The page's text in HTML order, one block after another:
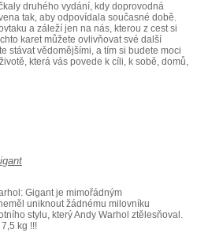
druhého vydání, kdy doprovodná
tak, aby odpovídala současné době.
a záleží jen na nás, kterou z cest si
karet můžete ovlivňovat své další
stávat vědomějšími, a tím si budete moci
která vás povede k cíli, k sobě, domů,
Gigant je mimořádným
uniknout žádnému milovníku
stylu, který Andy Warhol ztělesňoval.
kg !!!